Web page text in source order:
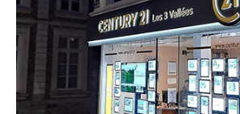
CENTURY 21 Les 3
1 rue des
MONTREUIL SUR MER
Envoyer un